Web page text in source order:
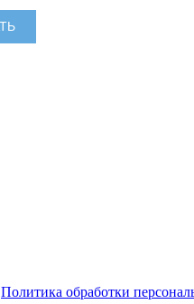
Политика обработки